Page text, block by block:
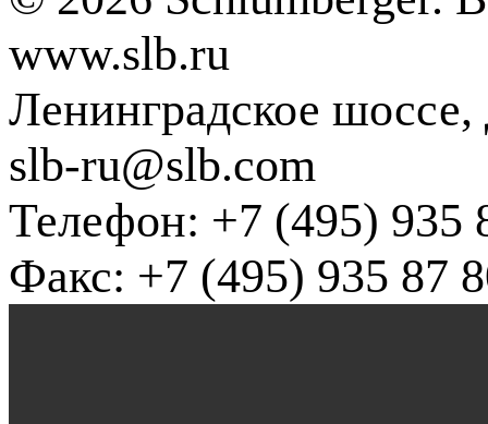
www.slb.ru
Ленинградское
slb-ru@slb.com
Телефон: +7 (495) 935
Факс: +7 (495) 935 87